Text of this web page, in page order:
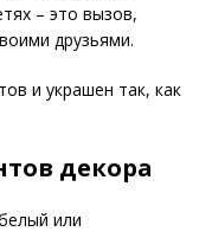
– это вызов,
друзьями.
и украшен так, как
декора
или